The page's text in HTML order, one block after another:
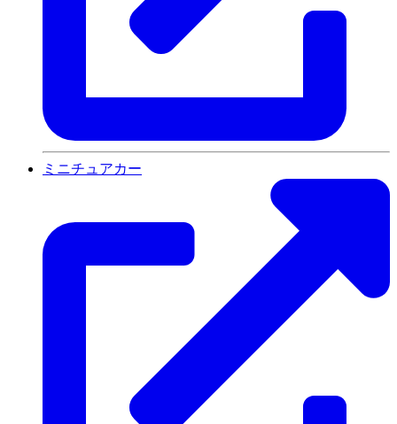
ミニチュアカー